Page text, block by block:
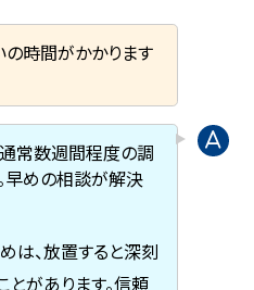
の時間がかかります
通常数週間程度の調
早めの相談が解決
は、放置すると深刻
があります。信頼